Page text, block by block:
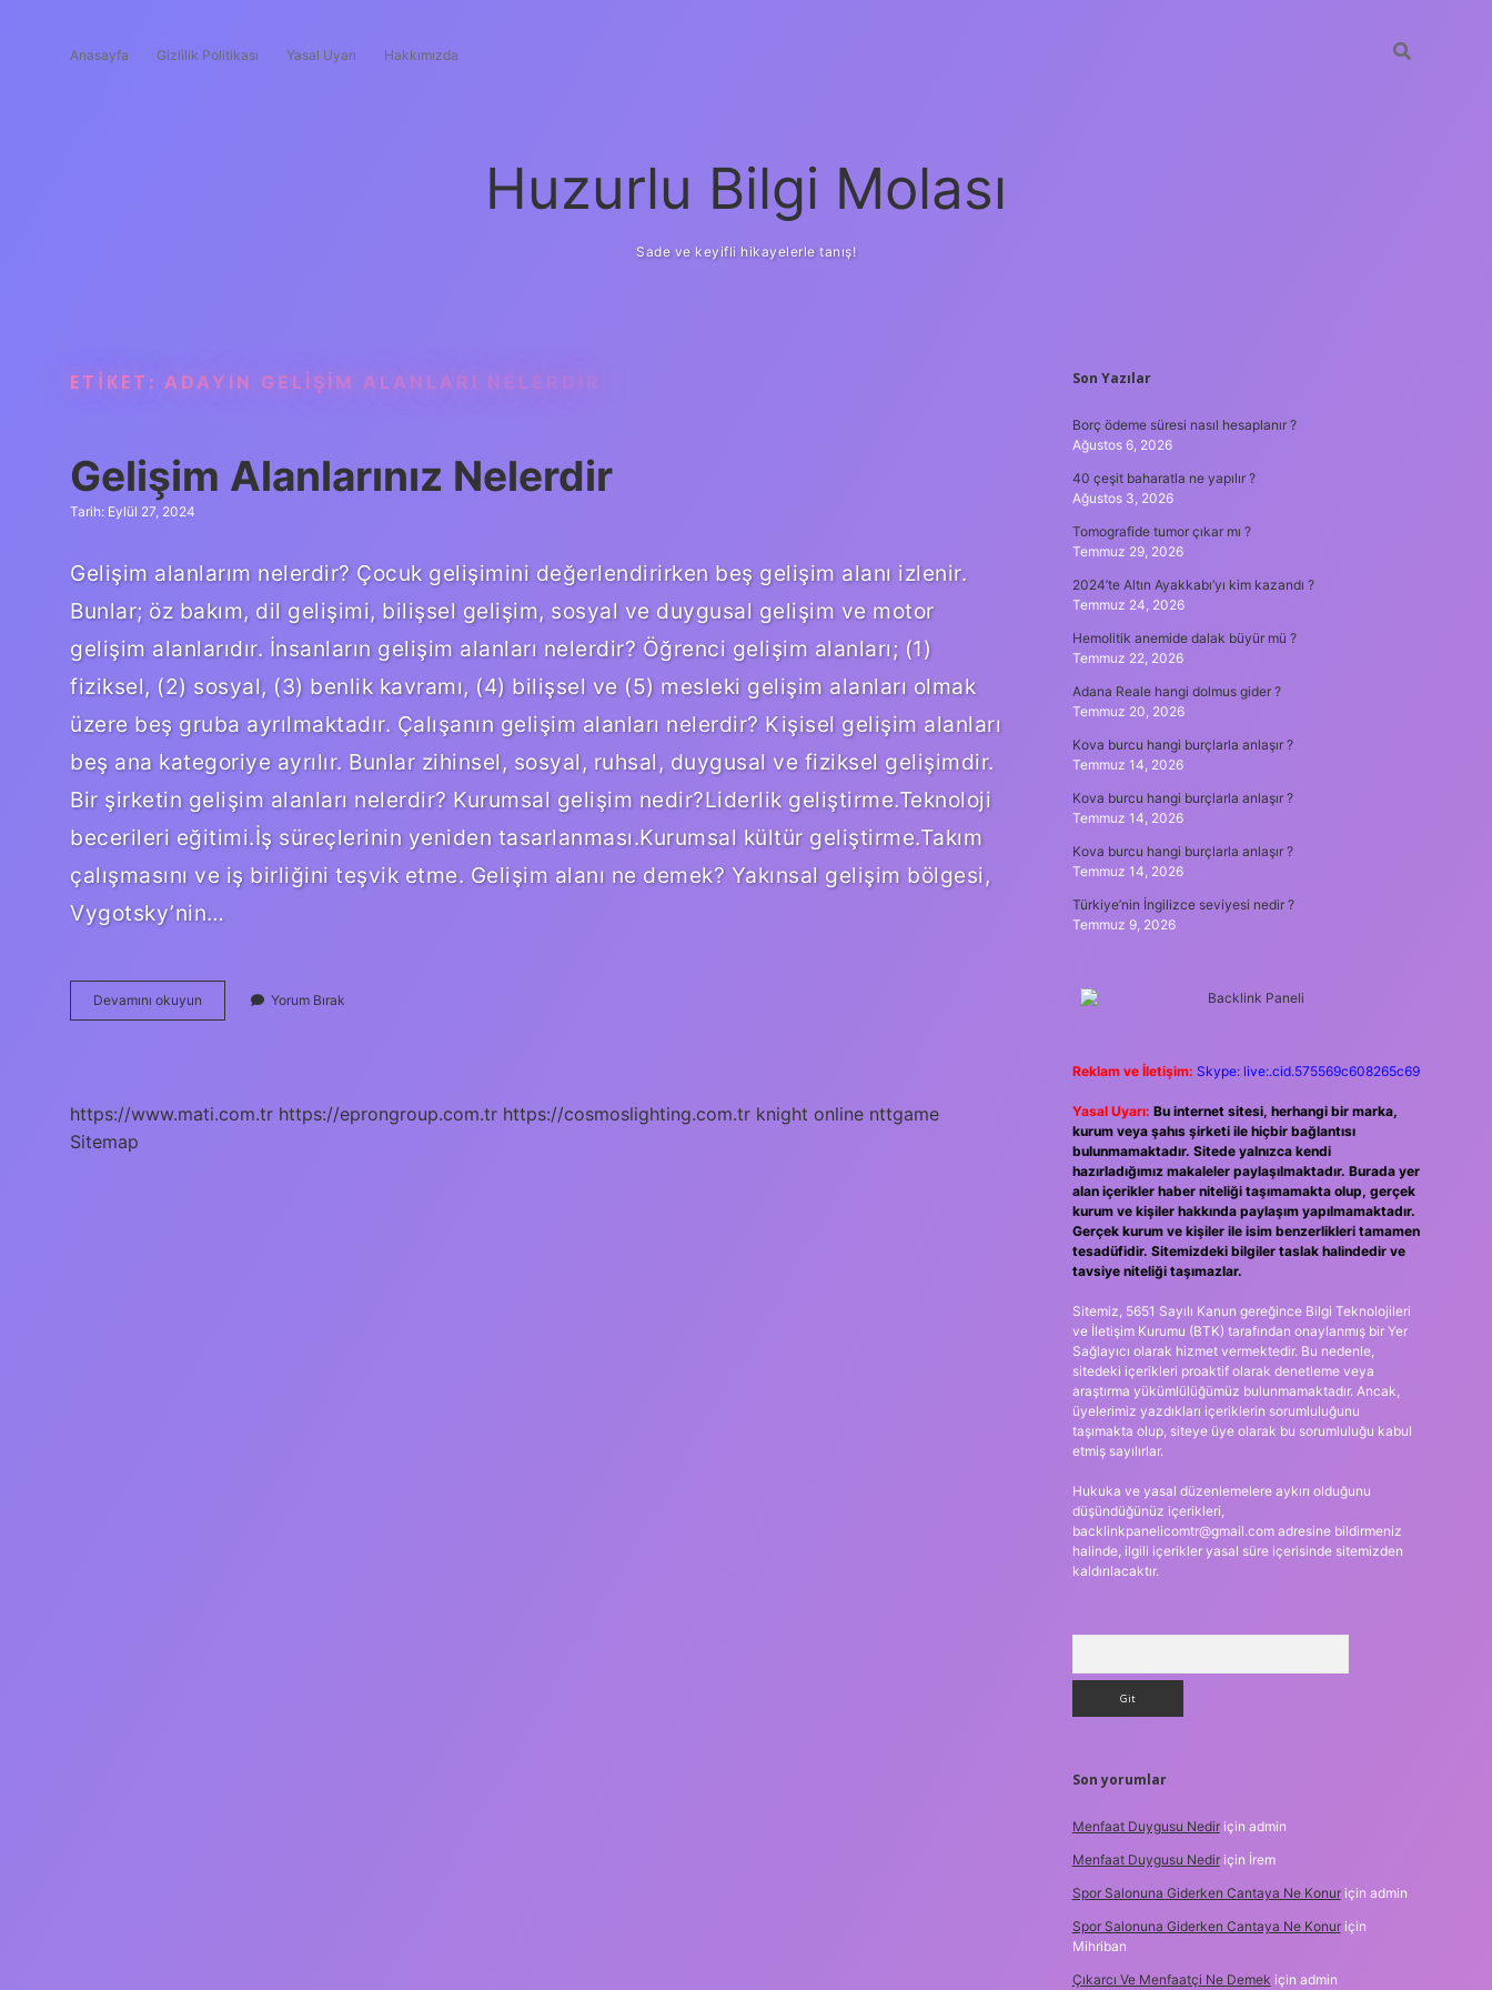
Anasayfa Gizlilik Politikası Yasal Uyarı Hakkımızda
Huzurlu Bilgi Molası
Sade ve keyifli hikayelerle tanış!
ETIKET: ADAYIN GELIŞIM ALANLARI NELERDIR
Gelişim Alanlarınız Nelerdir
Tarih: Eylül 27, 2024
Gelişim alanlarım nelerdir? Çocuk gelişimini değerlendirirken beş gelişim alanı izlenir.
Bunlar; öz bakım, dil gelişimi, bilişsel gelişim, sosyal ve duygusal gelişim ve motor
gelişim alanlarıdır. İnsanların gelişim alanları nelerdir? Öğrenci gelişim alanları; (1)
fiziksel, (2) sosyal, (3) benlik kavramı, (4) bilişsel ve (5) mesleki gelişim alanları olmak
üzere beş gruba ayrılmaktadır. Çalışanın gelişim alanları nelerdir? Kişisel gelişim alanları
beş ana kategoriye ayrılır. Bunlar zihinsel, sosyal, ruhsal, duygusal ve fiziksel gelişimdir.
Bir şirketin gelişim alanları nelerdir? Kurumsal gelişim nedir?Liderlik geliştirme.Teknoloji
becerileri eğitimi.İş süreçlerinin yeniden tasarlanması.Kurumsal kültür geliştirme.Takım
çalışmasını ve iş birliğini teşvik etme. Gelişim alanı ne demek? Yakınsal gelişim bölgesi,
Vygotsky’nin…
Devamını okuyun
Alanlarınız
Yorum Bırak
https://www.mati.com.tr https://eprongroup.com.tr https://cosmoslighting.com.tr knight online nttgame
Sitemap
SIDEBAR
Son Yazılar
Borç ödeme süresi nasıl hesaplanır ?
Ağustos 6, 2026
40 çeşit baharatla ne yapılır ?
Ağustos 3, 2026
Tomografide tumor çıkar mı ?
Temmuz 29, 2026
2024’te Altın Ayakkabı’yı kim kazandı ?
Temmuz 24, 2026
Hemolitik anemide dalak büyür mü ?
Temmuz 22, 2026
Adana Reale hangi dolmus gider ?
Temmuz 20, 2026
Kova burcu hangi burçlarla anlaşır ?
Temmuz 14, 2026
Kova burcu hangi burçlarla anlaşır ?
Temmuz 14, 2026
Kova burcu hangi burçlarla anlaşır ?
Temmuz 14, 2026
Türkiye’nin İngilizce seviyesi nedir ?
Temmuz 9, 2026
Reklam ve İletişim: Skype: live:.cid.575569c608265c69
Yasal Uyarı: Bu internet sitesi, herhangi bir marka,
kurum veya şahıs şirketi ile hiçbir bağlantısı
bulunmamaktadır. Sitede yalnızca kendi
hazırladığımız makaleler paylaşılmaktadır. Burada yer
alan içerikler haber niteliği taşımamakta olup, gerçek
kurum ve kişiler hakkında paylaşım yapılmamaktadır.
Gerçek kurum ve kişiler ile isim benzerlikleri tamamen
tesadüfidir. Sitemizdeki bilgiler taslak halindedir ve
tavsiye niteliği taşımazlar.
Sitemiz, 5651 Sayılı Kanun gereğince Bilgi Teknolojileri
ve İletişim Kurumu (BTK) tarafından onaylanmış bir Yer
Sağlayıcı olarak hizmet vermektedir. Bu nedenle,
sitedeki içerikleri proaktif olarak denetleme veya
araştırma yükümlülüğümüz bulunmamaktadır. Ancak,
üyelerimiz yazdıkları içeriklerin sorumluluğunu
taşımakta olup, siteye üye olarak bu sorumluluğu kabul
etmiş sayılırlar.
Hukuka ve yasal düzenlemelere aykırı olduğunu
düşündüğünüz içerikleri,
backlinkpanelicomtr@gmail.comadresine bildirmeniz
halinde, ilgili içerikler yasal süre içerisinde sitemizden
kaldırılacaktır.
Son yorumlar
Menfaat Duygusu Nediriçin admin
Menfaat Duygusu Nediriçin İrem
Spor Salonuna Giderken Cantaya Ne Konuriçin admin
Spor Salonuna Giderken Cantaya Ne Konuriçin
Mihriban
Çıkarcı Ve Menfaatçi Ne Demek için admin